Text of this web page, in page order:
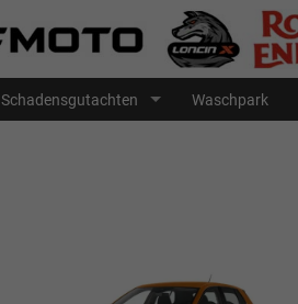
Schadensgutachten Waschpark